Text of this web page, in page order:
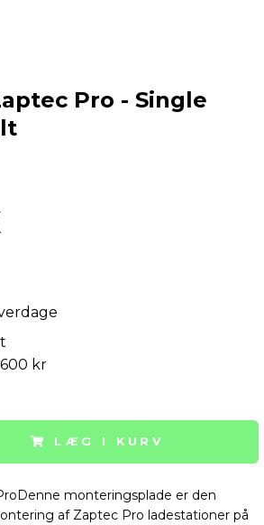
Pro - Single
kr
LÆG I KURV
monteringsplade er den
af Zaptec Pro ladestationer på